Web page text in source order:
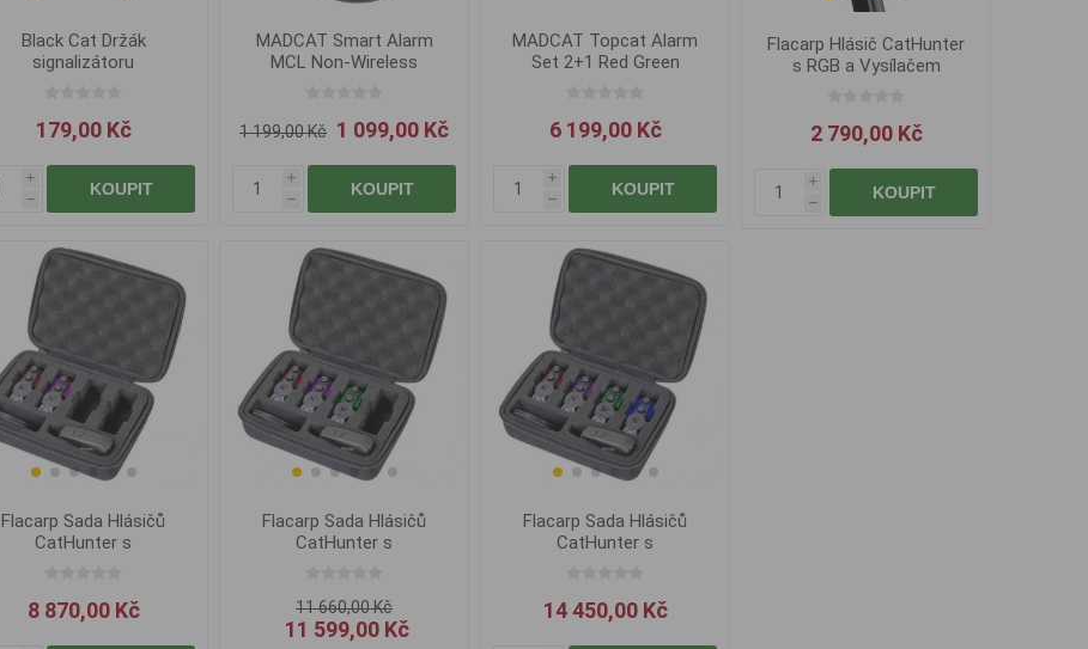
Black Cat Držák
signalizátoru
179,00 Kč
i
h
KOUPIT
MADCAT Smart Alarm
MCL Non-Wireless
1 199,00 Kč 1 099,00 Kč
i
h
KOUPIT
MADCAT Topcat Alarm
Set 2+1 Red Green
6 199,00 Kč
i
h
KOUPIT
Flacarp Hlásič CatHunter
s RGB a Vysílačem
2 790,00 Kč
i
h
KOUPIT
Flacarp Sada Hlásičů
CatHunter s
8 870,00 Kč
Flacarp Sada Hlásičů
CatHunter s
11 660,00 Kč
11 599,00 Kč
Flacarp Sada Hlásičů
CatHunter s
14 450,00 Kč